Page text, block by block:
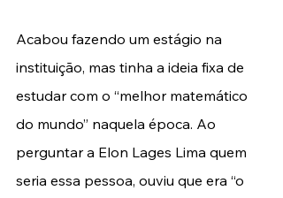
Acabou fazendo um estágio na
instituição, mas tinha a ideia fixa de
estudar com o “melhor matemático
do mundo” naquela época. Ao
perguntar a Elon Lages Lima quem
seria essa pessoa, ouviu que era “o